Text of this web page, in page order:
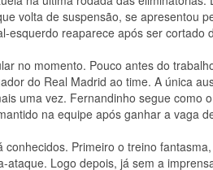
volta de suspensão, se apresentou
esquerdo reaparece após ser cortado
no momento. Pouco antes do
do Real Madrid ao time. A única
uma vez. Fernandinho segue como
na equipe após ganhar a vaga
Primeiro o treino
Logo depois, já sem a